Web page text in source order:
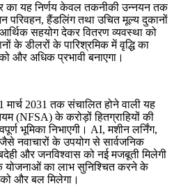
का यह निर्णय केवल तकनीकी उन्नयन तक
परिवहन, हैंडलिंग तथा उचित मूल्य दुकानों
सहयोग देकर वितरण व्यवस्था को
के डीलरों के पारिश्रमिक में वृद्धि का
और अधिक प्रभावी बनाएगा।
मार्च 2031 तक संचालित होने वाली यह
(NFSA) के करोड़ों हितग्राहियों की
भूमिका निभाएगी। AI, मशीन लर्निंग,
नवाचारों के उपयोग से सार्वजनिक
और जनविश्वास को नई मजबूती मिलेगी
योजनाओं का लाभ सुनिश्चित करने के
और बल मिलेगा।